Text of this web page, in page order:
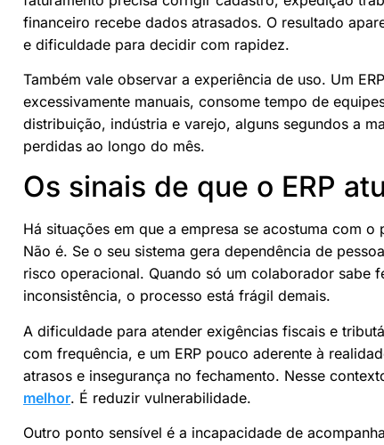
financeiro recebe dados atrasados. O resultado
e dificuldade para decidir com rapidez.
Também vale observar a experiência de uso. Um
excessivamente manuais, consome tempo de
distribuição, indústria e varejo, alguns segundos a
perdidas ao longo do mês.
Os sinais de que o ERP
Há situações em que a empresa se acostuma com
Não é. Se o seu sistema gera dependência de
risco operacional. Quando só um colaborador sabe
inconsistência, o processo está frágil demais.
A dificuldade para atender exigências fiscais e
com frequência, e um ERP pouco aderente à
atrasos e insegurança no fechamento. Nesse
melhor. É reduzir vulnerabilidade.
Outro ponto sensível é a incapacidade de